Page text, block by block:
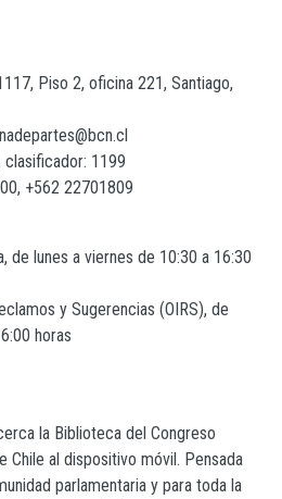
Piso 2, oficina 221, Santiago,
1199
+562 22701809
de lunes a viernes de 10:30 a 16:30
y Sugerencias (OIRS), de
horas
la Biblioteca del Congreso
Chile al dispositivo móvil. Pensada
parlamentaria y para toda la